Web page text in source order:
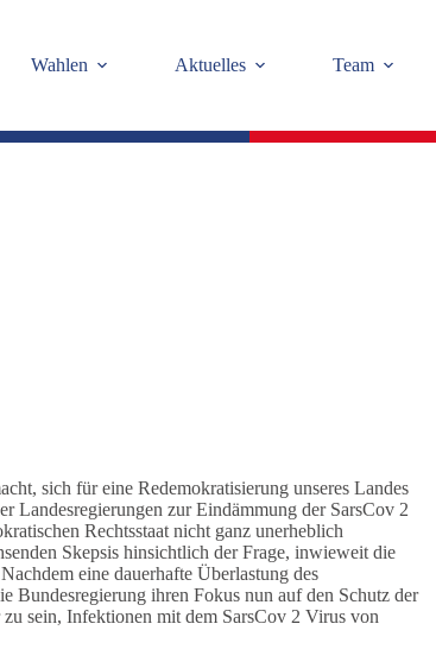
Wahlen Aktuelles Team
sich für eine Redemokratisierung unseres Landes
Landesregierungen zur Eindämmung der SarsCov 2
Rechtsstaat nicht ganz unerheblich
Skepsis hinsichtlich der Frage, inwieweit die
eine dauerhafte Überlastung des
Bundesregierung ihren Fokus nun auf den Schutz der
sein, Infektionen mit dem SarsCov 2 Virus von